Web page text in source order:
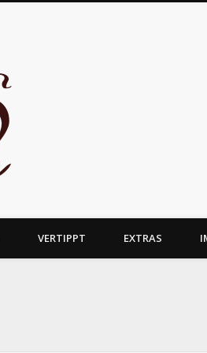
VERTIPPT EXTRAS